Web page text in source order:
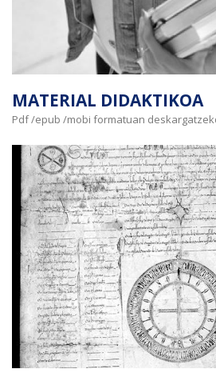
MATERIAL DIDAKTIKOA
Pdf /epub /mobi formatuan